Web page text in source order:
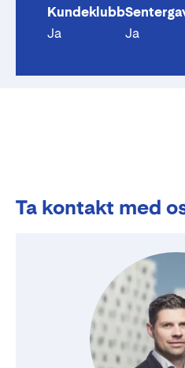
Kundeklubb
Ja
Ja
Ta kontakt med